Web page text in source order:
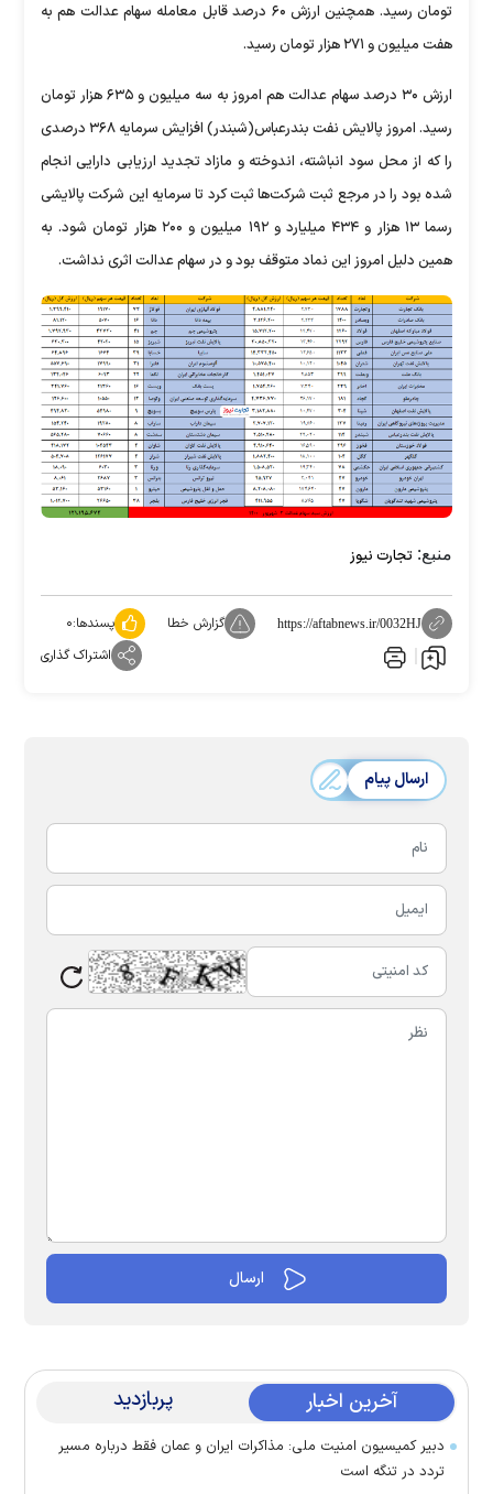
تومان رسید. همچنین ارزش ۶۰ درصد قابل معامله سهام عدالت هم به
هفت میلیون و ۲۷۱ هزار تومان رسید.
ارزش ۳۰ درصد سهام عدالت هم امروز به سه میلیون و ۶۳۵ هزار تومان
رسید. امروز پالایش نفت بندرعباس(شبندر) افزایش سرمایه ۳۶۸ درصدی
را که از محل سود انباشته، اندوخته و مازاد تجدید ارزیابی دارایی انجام
شده بود را در مرجع ثبت شرکت‌ها ثبت کرد تا سرمایه این شرکت پالایشی
رسما ۱۳ هزار و ۴۳۴ میلیارد و ۱۹۲ میلیون و ۲۰۰ هزار تومان شود. به
همین دلیل امروز این نماد متوقف بود و در سهام عدالت اثری نداشت.
منبع: تجارت نیوز
https://aftabnews.ir/0032HJ گزارش خطا پسندها:۰
اشتراک گذاری
ارسال پیام
آخرین اخبار پربازدید
دبیر کمیسیون امنیت ملی: مذاکرات ایران و عمان فقط درباره مسیر
تردد در تنگه است